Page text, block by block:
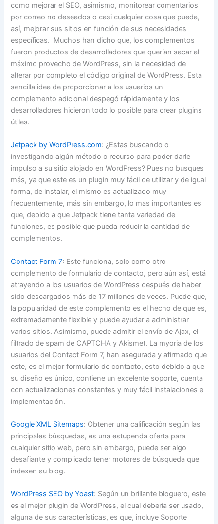
como mejorar el SEO, asimismo, monitorear comentarios
por correo no deseados o casi cualquier cosa que pueda,
así, mejorar sus sitios en función de sus necesidades
específicas. Muchos han dicho que, los complementos
fueron productos de desarrolladores que querían sacar al
máximo provecho de WordPress, sin la necesidad de
alterar por completo el código original de WordPress. Esta
sencilla idea de proporcionar a los usuarios un
complemento adicional despegó rápidamente y los
desarrolladores hicieron todo lo posible para crear plugins
útiles.
Jetpack by WordPress.com: ¿Estas buscando o
investigando algún método o recurso para poder darle
impulso a su sitio alojado en WordPress? Pues no busques
más, ya que este es un plugin muy fácil de utilizar y de igual
forma, de instalar, el mismo es actualizado muy
frecuentemente, más sin embargo, lo mas importantes es
que, debido a que Jetpack tiene tanta variedad de
funciones, es posible que pueda reducir la cantidad de
complementos.
Contact Form 7: Este funciona, solo como otro
complemento de formulario de contacto, pero aún así, está
atrayendo a los usuarios de WordPress después de haber
sido descargados más de 17 millones de veces. Puede que,
la popularidad de este complemento es el hecho de que es,
extremadamente flexible y puede ayudar a administrar
varios sitios. Asimismo, puede admitir el envío de Ajax, el
filtrado de spam de CAPTCHA y Akismet. La myoria de los
usuarios del Contact Form 7, han asegurada y afirmado que
este, es el mejor formulario de contacto, esto debido a que
su diseño es único, contiene un excelente soporte, cuenta
con actualizaciones constantes y muy fácil instalaciones e
implementación.
Google XML Sitemaps: Obtener una calificación según las
principales búsquedas, es una estupenda oferta para
cualquier sitio web, pero sin embargo, puede ser algo
desafiante y complicado tener motores de búsqueda que
indexen su blog.
WordPress SEO by Yoast: Según un brillante bloguero, este
es el mejor plugin de WordPress, el cual debería ser usado,
alguna de sus características, es que, incluye Soporte